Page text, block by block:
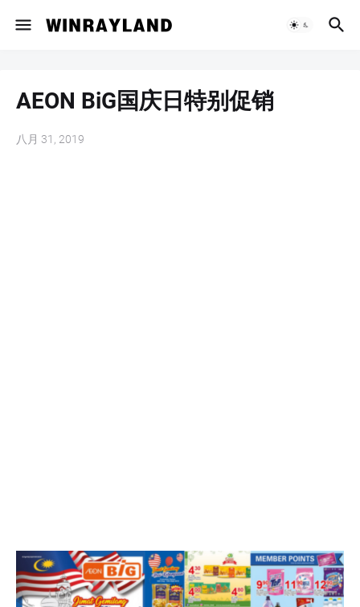
AEON BiG国庆日特别促销
八月 31, 2019